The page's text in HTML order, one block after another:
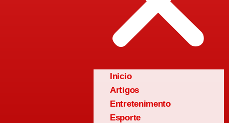
Inicio
Artigos
Entretenimento
Esporte